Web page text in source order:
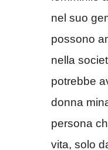
nel suo
possono
nella
potrebbe
donna
persona
vita, solo